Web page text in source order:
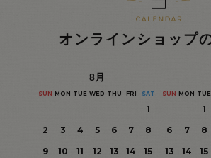
オンラインショップ
8月
SUN MON TUE WED THU FRI SAT
1
2
3 4 5 6 7
8
9
10 11 12 13 14
15
SUN MON TUE
1
6
7 8
13
14 15